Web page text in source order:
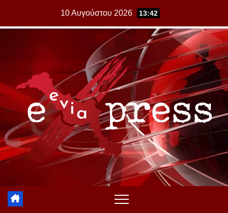
10 Αυγούστου 2026 13:42